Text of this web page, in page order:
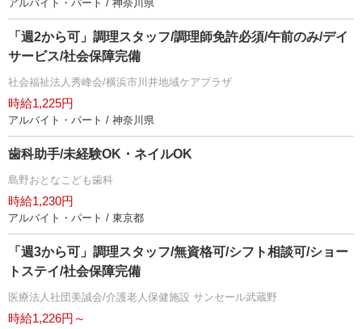
アルバイト・パート / 神奈川県
「週2から可」調理スタッフ/調理師免許必須/午前のみ/デイ
サービス/社会保障完備
社会福祉法人秀峰会/横浜市川井地域ケアプラザ
時給1,225円
アルバイト・パート / 神奈川県
歯科助手/未経験OK・ネイルOK
島野おとなこども歯科
時給1,230円
アルバイト・パート / 東京都
「週3から可」調理スタッフ/無資格可/シフト相談可/ショー
トステイ/社会保障完備
医療法人社団美誠会/介護老人保健施設 サンセール武蔵野
時給1,226円～